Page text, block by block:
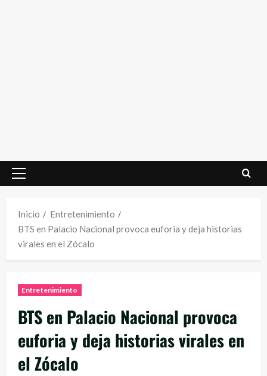
Menú
Inicio
Entretenimiento
BTS en Palacio Nacional provoca euforia y deja historias
virales en el Zócalo
Entretenimiento
BTS en Palacio Nacional provoca
euforia y deja historias virales en
el Zócalo